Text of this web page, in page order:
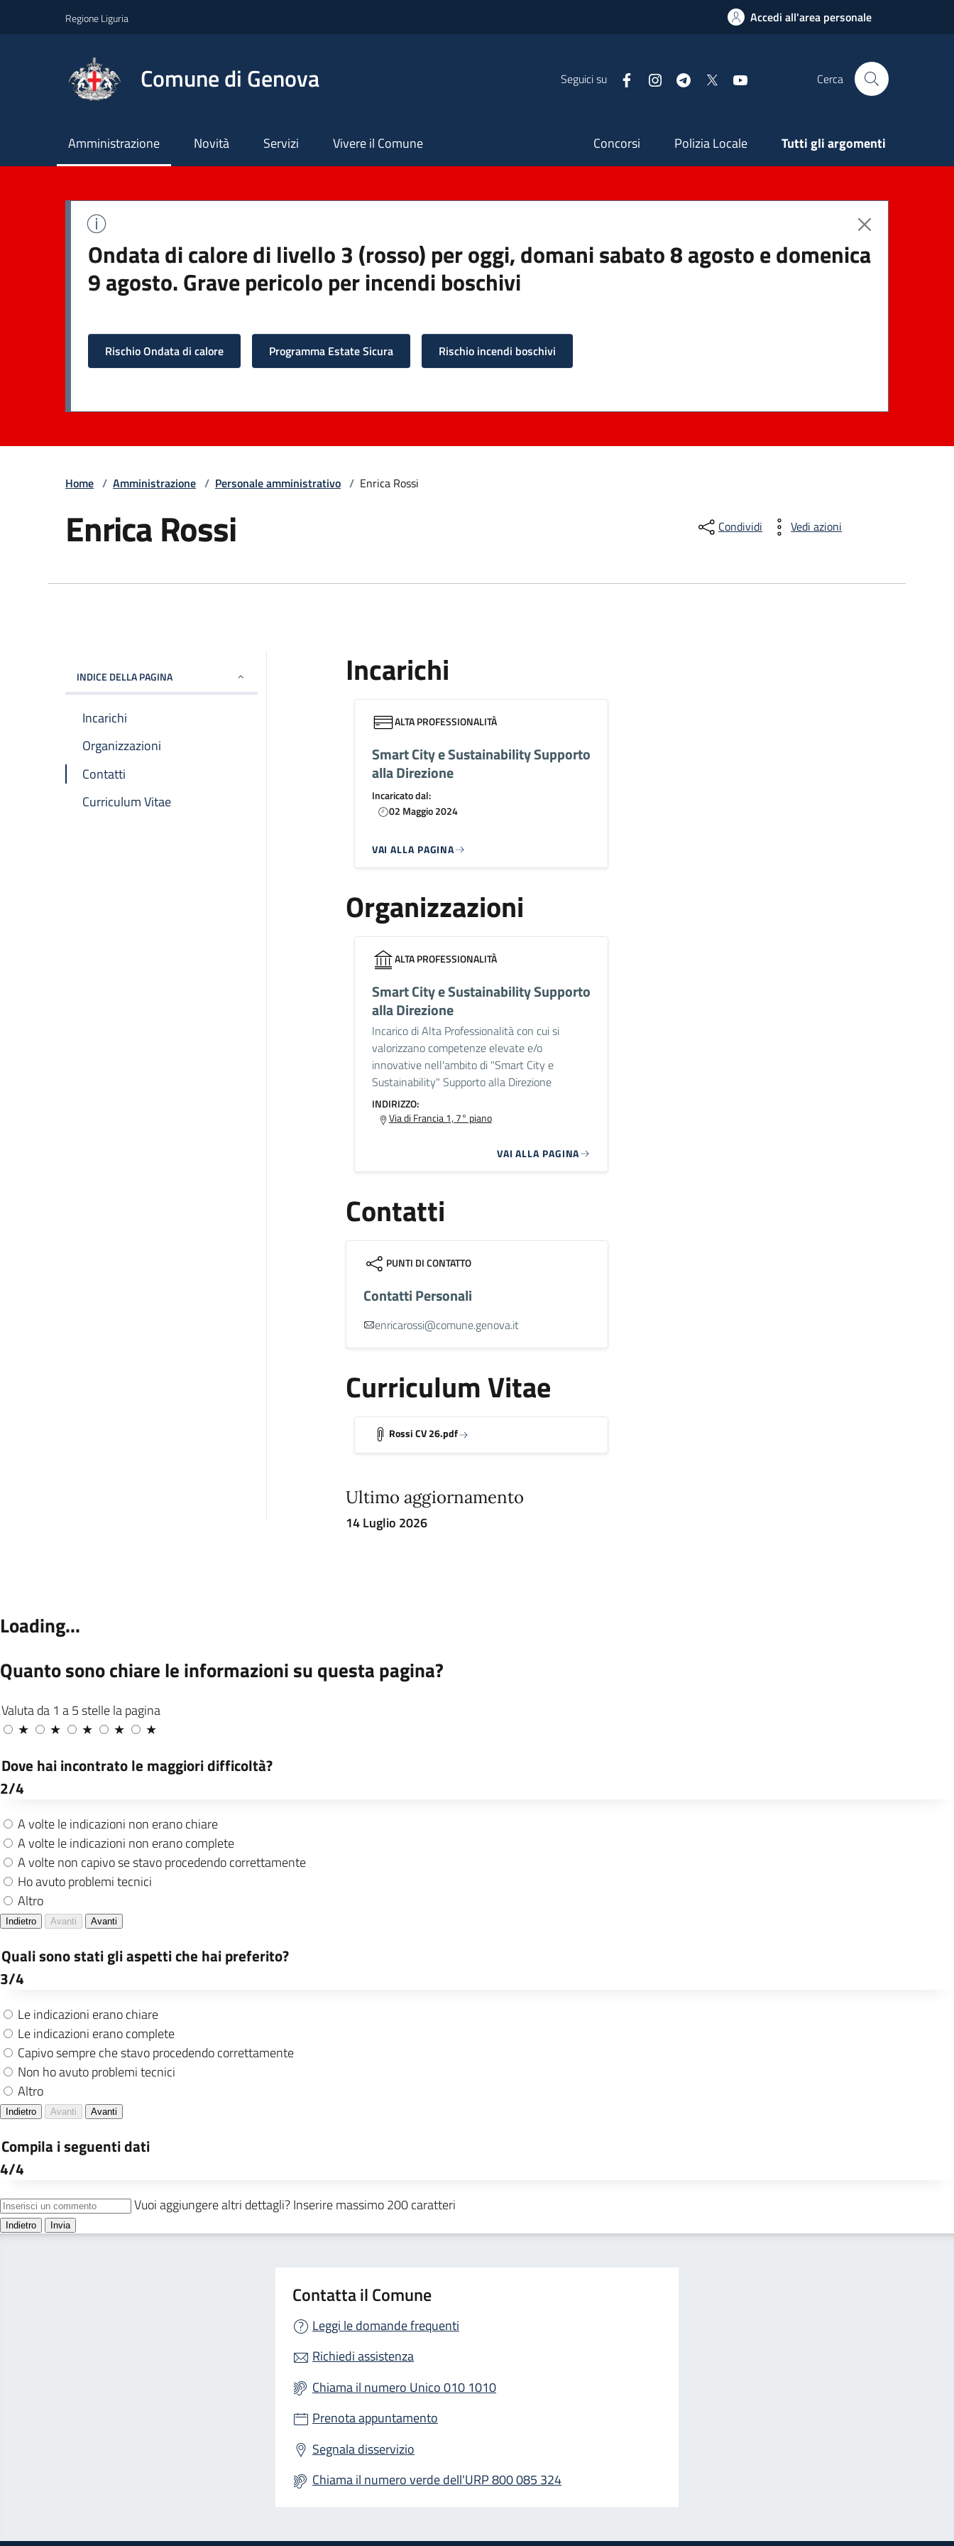
Regione Liguria Accedi all'area personale
Comune di Genova Seguici su FacebookInstagramTelegram Cerca
Principale
Amministrazione Novità Servizi Vivere il Comune Secondaria
Concorsi Polizia Locale Tutti gli argomenti
Ondata di calore di livello 3 (rosso) per oggi, domani sabato 8 agosto e domenica
9 agosto. Grave pericolo per incendi boschivi
Rischio Ondata di calore Programma Estate Sicura Rischio incendi boschivi
Home / Amministrazione / Personale amministrativo / Enrica Rossi
Enrica Rossi Condividi Vedi azioni
INDICE DELLA PAGINA
Incarichi
Organizzazioni
Contatti
Curriculum Vitae
Incarichi
ALTA PROFESSIONALITÀ
Smart City e Sustainability Supporto
alla Direzione
Incaricato dal:
02 Maggio 2024
VAI ALLA PAGINA
Organizzazioni
ALTA PROFESSIONALITÀ
Smart City e Sustainability Supporto
alla Direzione
Incarico di Alta Professionalità con cui si
valorizzano competenze elevate e/o
innovative nell'ambito di "Smart City e
Sustainability" Supporto alla Direzione
INDIRIZZO:
Via di Francia 1, 7° piano
VAI ALLA PAGINA
Contatti
PUNTI DI CONTATTO
Contatti Personali
enricarossi@comune.genova.it
Curriculum Vitae
Rossi CV 26.pdf
Ultimo aggiornamento
14 Luglio 2026
Contatta il Comune
Leggi le domande frequenti
Richiedi assistenza
Chiama il numero Unico 010 1010
Prenota appuntamento
Segnala disservizio
Chiama il numero verde dell'URP 800 085 324